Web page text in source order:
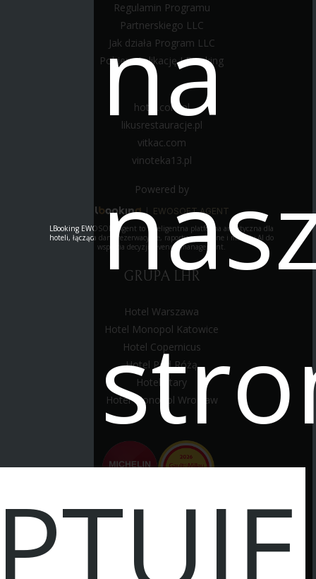
na
Regulamin Programu
Partnerskiego LLC
Jak działa Program LLC
Pobierz Aplikację LBooking
hotel.com.pl
likusrestauracje.pl
vitkac.com
vinoteka13.pl
Powered by
| EWOSOFT AGENT
LBooking EWOSOFT Agent to inteligentna platforma analityczna dla
hoteli, łącząca dane rezerwacyjne, raporty operacyjne i moduły AI do
wsparcia decyzji revenue management.
GRUPA LHR
Hotel Warszawa
Hotel Monopol Katowice
Hotel Copernicus
Hotel Pod Różą
Hotel Stary
Hotel Monopol Wrocław